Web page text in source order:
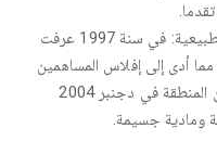
حدوث بعض الأزمات المالية والكوارث الطبيعية: في سنة 1997 عرفت
مما أدى إلى إفلاس المساھمين
وبعض الشركات، كما تعرضت بعض بلدان المنطقة في دجنبر 2004
ومادية جسيمة.